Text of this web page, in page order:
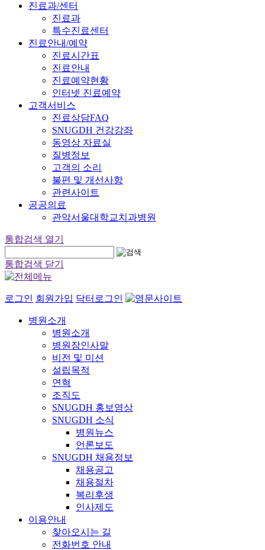
진료과/센터
진료과
특수진료센터
진료안내/예약
진료시간표
진료안내
진료예약현황
인터넷 진료예약
고객서비스
진료상담FAQ
SNUGDH 건강강좌
동영상 자료실
질병정보
고객의 소리
불편 및 개선사항
관련사이트
공공의료
관악서울대학교치과병원
통합검색 열기
통합검색 닫기
로그인 회원가입 닥터로그인
병원소개
병원소개
병원장인사말
비전 및 미션
설립목적
연혁
조직도
SNUGDH 홍보영상
SNUGDH 소식
병원뉴스
언론보도
SNUGDH 채용정보
채용공고
채용절차
복리후생
인사제도
이용안내
찾아오시는 길
전화번호 안내